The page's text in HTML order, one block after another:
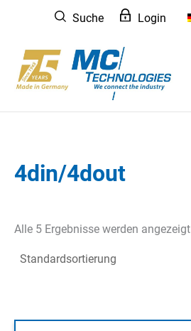
springen
Suche Login
4din/4dout
Alle 5 Ergebnisse werden angezeigt